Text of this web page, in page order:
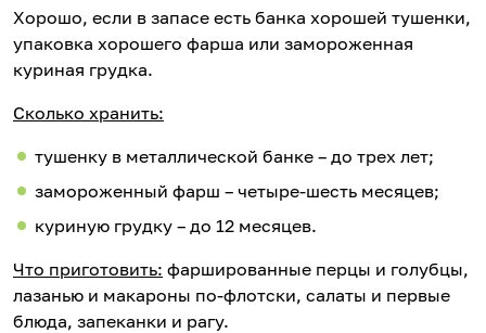
Хорошо, если в запасе есть банка хорошей тушенки,
упаковка хорошего фарша или замороженная
куриная грудка.
Сколько хранить:
тушенку в металлической банке – до трех лет;
замороженный фарш – четыре-шесть месяцев;
куриную грудку – до 12 месяцев.
Что приготовить: фаршированные перцы и голубцы,
лазанью и макароны по-флотски, салаты и первые
блюда, запеканки и рагу.